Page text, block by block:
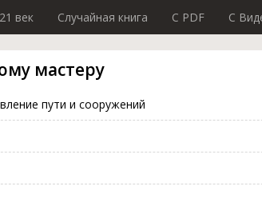
21 век Случайная книга C PDF C
мастеру
пути и сооружений